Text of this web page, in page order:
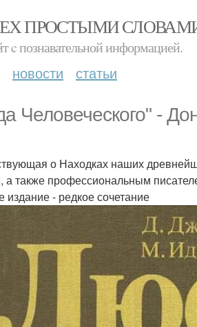
ПРОСТЫМИ
c познавательной информацией.
новости статьи
Человеческого" -
о Находках наших
также профессиональным
издание - редкое сочетание